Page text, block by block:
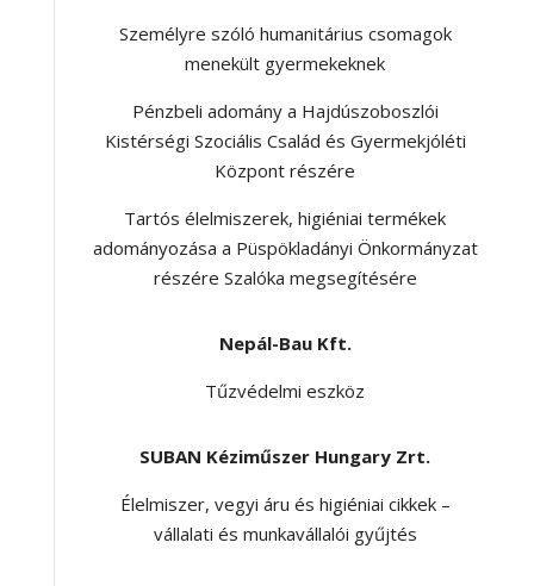
Személyre szóló humanitárius csomagok
menekült gyermekeknek
Pénzbeli adomány a Hajdúszoboszlói
Kistérségi Szociális Család és Gyermekjóléti
Központ részére
Tartós élelmiszerek, higiéniai termékek
adományozása a Püspökladányi Önkormányzat
részére Szalóka megsegítésére
Nepál-Bau Kft.
Tűzvédelmi eszköz
SUBAN Kéziműszer Hungary Zrt.
Élelmiszer, vegyi áru és higiéniai cikkek –
vállalati és munkavállalói gyűjtés